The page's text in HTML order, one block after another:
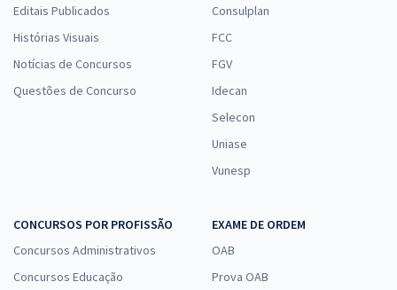
Editais Publicados
Histórias Visuais
Notícias de Concursos
Questões de Concurso
Consulplan
FCC
FGV
Idecan
Selecon
Uniase
Vunesp
CONCURSOS POR PROFISSÃO
Concursos Administrativos
Concursos Educação
EXAME DE ORDEM
OAB
Prova OAB